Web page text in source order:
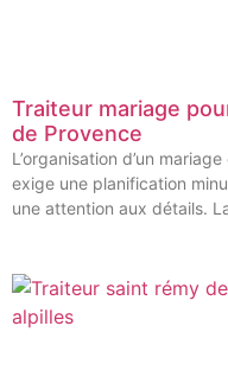
Traiteur mariage
de Provence
L’organisation d’un
exige une planification
une attention aux détails.